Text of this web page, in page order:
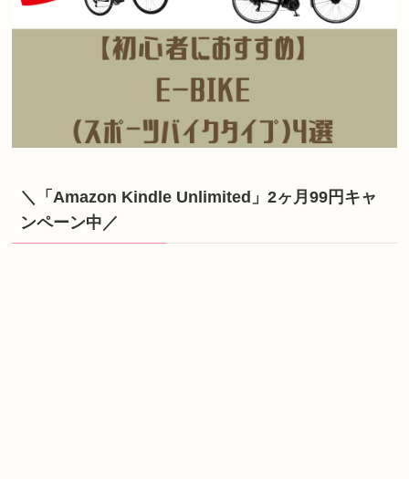
＼「Amazon Kindle Unlimited」2ヶ月99円キャ
ンペーン中／